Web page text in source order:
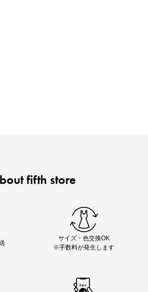
fifth store
サイズ・色交換OK
※手数料が発生します